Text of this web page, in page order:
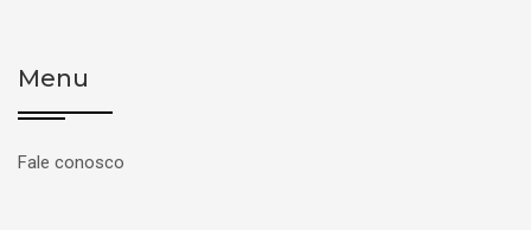
Menu
Fale conosco